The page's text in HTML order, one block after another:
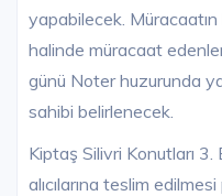
yapabilecek.
halinde müracaat
günü Noter huzurunda
sahibi belirlenecek.
Kiptaş Silivri Konutları
alıcılarına teslim